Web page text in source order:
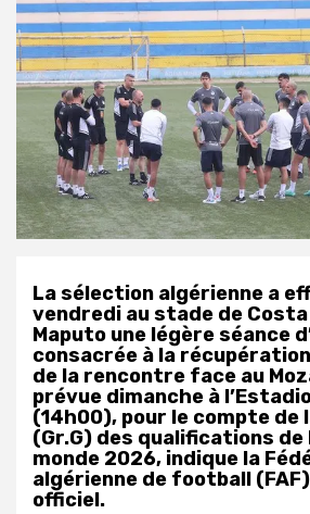
La sélection algérienne a
vendredi au stade de Costa
Maputo une légère séance
consacrée à la
de la rencontre face au
prévue dimanche à
(14h00), pour le compte de
(Gr.G) des qualifications de
monde 2026, indique la
algérienne de football
officiel.